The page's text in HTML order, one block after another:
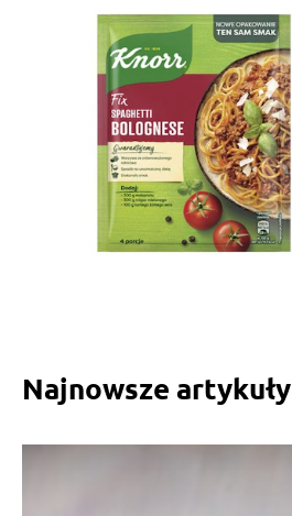
Najnowsze artykuły